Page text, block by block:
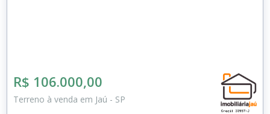
R$ 106.000,00
Terreno à venda em Jaú - SP